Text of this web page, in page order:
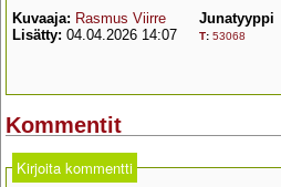
Kuvaaja: Rasmus Viirre
Lisätty: 04.04.2026 14:07
Junatyyppi
T: 53068
Kommentit
Kirjoita kommentti